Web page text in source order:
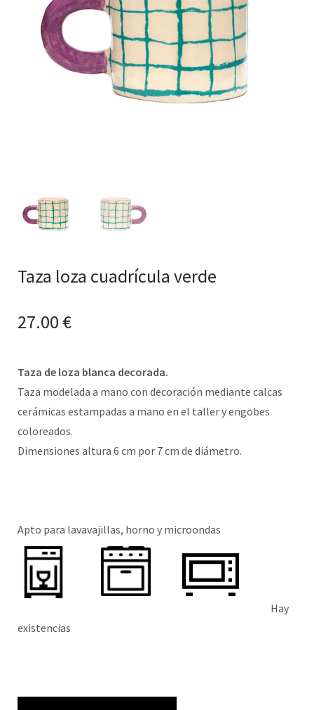
Taza loza cuadrícula verde
27.00 €
Taza de loza blanca decorada.
Taza modelada a mano con decoración mediante calcas
cerámicas estampadas a mano en el taller y engobes
coloreados.
Dimensiones altura 6 cm por 7 cm de diámetro.
Apto para lavavajillas, horno y microondas
Hay
existencias